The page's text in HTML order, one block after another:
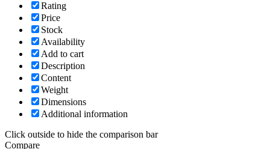
Rating
Price
Stock
Availability
Add to cart
Description
Content
Weight
Dimensions
Additional information
Click outside to hide the comparison bar
Compare